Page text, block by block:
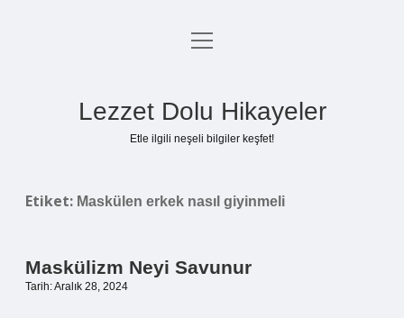
Anasayfa
menüyü
Lezzet Dolu Hikayeler
Etle ilgili neşeli bilgiler keşfet!
Etiket: Maskülen erkek nasıl giyinmeli
Maskülizm Neyi Savunur
Tarih: Aralık 28, 2024